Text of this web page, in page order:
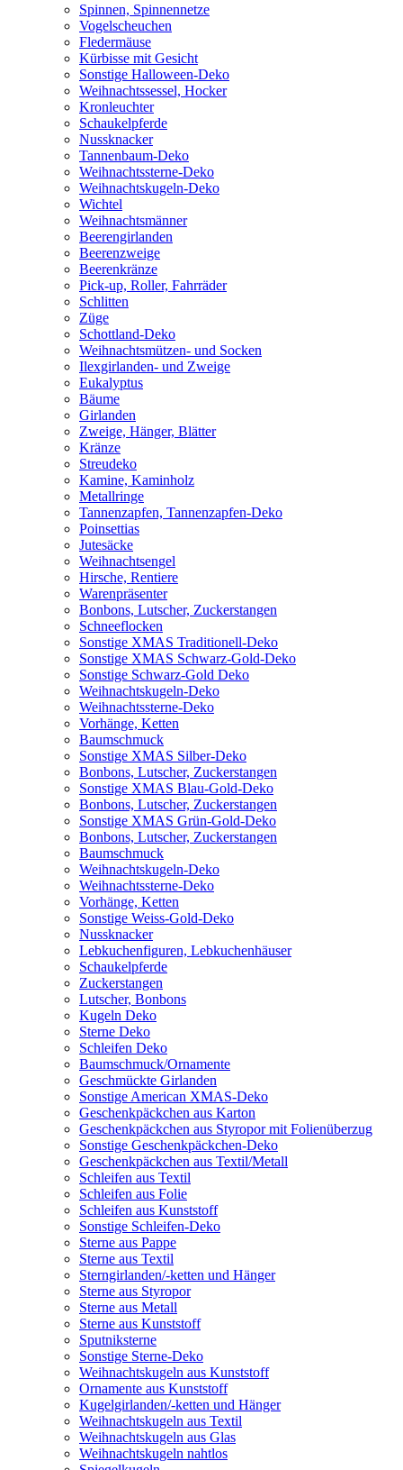
Spinnen, Spinnennetze
Vogelscheuchen
Fledermäuse
Kürbisse mit Gesicht
Sonstige Halloween-Deko
Weihnachtssessel, Hocker
Kronleuchter
Schaukelpferde
Nussknacker
Tannenbaum-Deko
Weihnachtssterne-Deko
Weihnachtskugeln-Deko
Wichtel
Weihnachtsmänner
Beerengirlanden
Beerenzweige
Beerenkränze
Pick-up, Roller, Fahrräder
Schlitten
Züge
Schottland-Deko
Weihnachtsmützen- und Socken
Ilexgirlanden- und Zweige
Eukalyptus
Bäume
Girlanden
Zweige, Hänger, Blätter
Kränze
Streudeko
Kamine, Kaminholz
Metallringe
Tannenzapfen, Tannenzapfen-Deko
Poinsettias
Jutesäcke
Weihnachtsengel
Hirsche, Rentiere
Warenpräsenter
Bonbons, Lutscher, Zuckerstangen
Schneeflocken
Sonstige XMAS Traditionell-Deko
Sonstige XMAS Schwarz-Gold-Deko
Sonstige Schwarz-Gold Deko
Weihnachtskugeln-Deko
Weihnachtssterne-Deko
Vorhänge, Ketten
Baumschmuck
Sonstige XMAS Silber-Deko
Bonbons, Lutscher, Zuckerstangen
Sonstige XMAS Blau-Gold-Deko
Bonbons, Lutscher, Zuckerstangen
Sonstige XMAS Grün-Gold-Deko
Bonbons, Lutscher, Zuckerstangen
Baumschmuck
Weihnachtskugeln-Deko
Weihnachtssterne-Deko
Vorhänge, Ketten
Sonstige Weiss-Gold-Deko
Nussknacker
Lebkuchenfiguren, Lebkuchenhäuser
Schaukelpferde
Zuckerstangen
Lutscher, Bonbons
Kugeln Deko
Sterne Deko
Schleifen Deko
Baumschmuck/Ornamente
Geschmückte Girlanden
Sonstige American XMAS-Deko
Geschenkpäckchen aus Karton
Geschenkpäckchen aus Styropor mit Folienüberzug
Sonstige Geschenkpäckchen-Deko
Geschenkpäckchen aus Textil/Metall
Schleifen aus Textil
Schleifen aus Folie
Schleifen aus Kunststoff
Sonstige Schleifen-Deko
Sterne aus Pappe
Sterne aus Textil
Sterngirlanden/-ketten und Hänger
Sterne aus Styropor
Sterne aus Metall
Sterne aus Kunststoff
Sputniksterne
Sonstige Sterne-Deko
Weihnachtskugeln aus Kunststoff
Ornamente aus Kunststoff
Kugelgirlanden/-ketten und Hänger
Weihnachtskugeln aus Textil
Weihnachtskugeln aus Glas
Weihnachtskugeln nahtlos